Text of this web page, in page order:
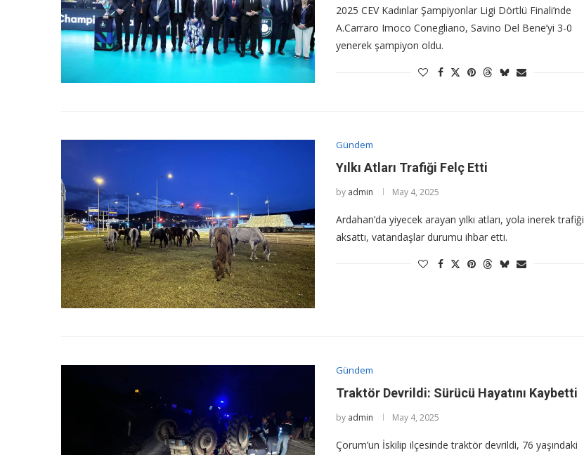
2025 CEV Kadınlar Şampiyonlar Ligi Dörtlü Finali’nde
A.Carraro Imoco Conegliano, Savino Del Bene’yi 3-0
yenerek şampiyon oldu.
Gündem
Yılkı Atları Trafiği Felç Etti
by admin May 4, 2025
Ardahan’da yiyecek arayan yılkı atları, yola inerek trafiği
aksattı, vatandaşlar durumu ihbar etti.
Gündem
Traktör Devrildi: Sürücü Hayatını Kaybetti
by admin May 4, 2025
Çorum’un İskilip ilçesinde traktör devrildi, 76 yaşındaki